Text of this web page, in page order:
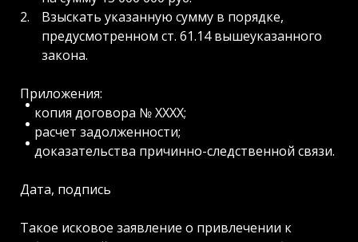
Взыскать указанную сумму в порядке,
предусмотренном ст. 61.14 вышеуказанного
закона.
Приложения:
копия договора № ХХХХ;
расчет задолженности;
доказательства причинно-следственной связи.
Дата, подпись
Такое исковое заявление о привлечении к